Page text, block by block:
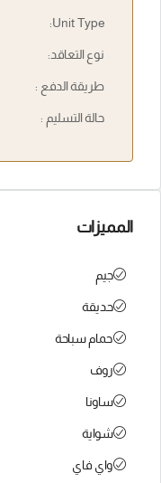
Unit Type:
نوع التعاقد:
طريقة الدفع :
حالة التسليم :
المميزات
جيم
حديقة
حمام سباحة
روف
ساونا
شواية
واي فاي